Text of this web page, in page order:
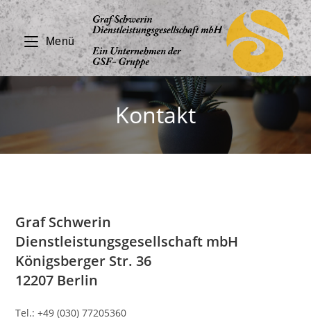
Zum
Inhalt
springen
Menü
Kontakt
Graf Schwerin
Dienstleistungsgesellschaft mbH
Königsberger Str. 36
12207 Berlin
Tel.: +49 (030) 77205360